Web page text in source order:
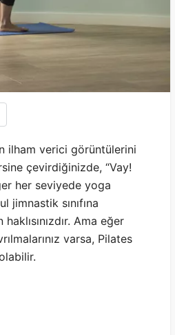
ilham verici görüntülerini
çevirdiğinizde, “Vay!
her seviyede yoga
jimnastik sınıfına
Ama eğer
varsa, Pilates